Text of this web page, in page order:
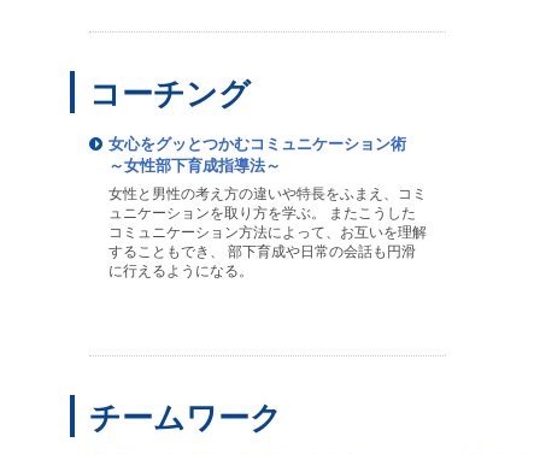
コーチング
女心をグッとつかむコミュニケーション術
～女性部下育成指導法～
女性と男性の考え方の違いや特長をふまえ、コミ
ュニケーションを取り方を学ぶ。 またこうした
コミュニケーション方法によって、お互いを理解
することもでき、 部下育成や日常の会話も円滑
に行えるようになる。
チームワーク